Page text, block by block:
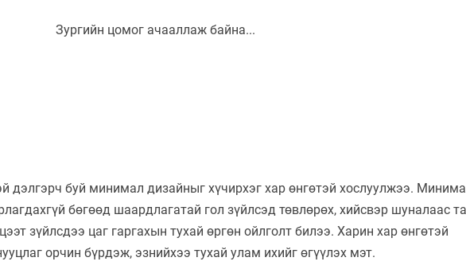
дэлгэрч буй минимал дизайныг хүчирхэг хар өнгөтэй хослуулжээ.
бөгөөд шаардлагатай гол зүйлсэд төвлөрөх, хийсвэр шуналаас
зүйлсдээ цаг гаргахын тухай өргөн ойлголт билээ. Харин хар өнгөтэй
орчин бүрдэж, эзнийхээ тухай улам ихийг өгүүлэх мэт.